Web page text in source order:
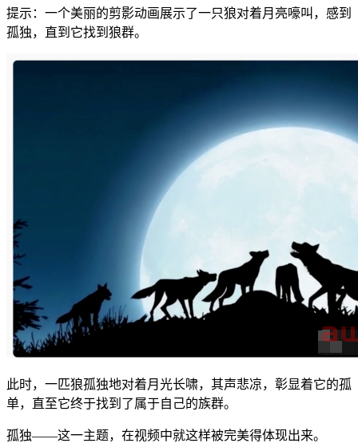
提示：一个美丽的剪影动画展示了一只狼对着月亮嚎叫，感到
孤独，直到它找到狼群。
此时，一匹狼孤独地对着月光长啸，其声悲凉，彰显着它的孤
单，直至它终于找到了属于自己的族群。
孤独——这一主题，在视频中就这样被完美得体现出来。